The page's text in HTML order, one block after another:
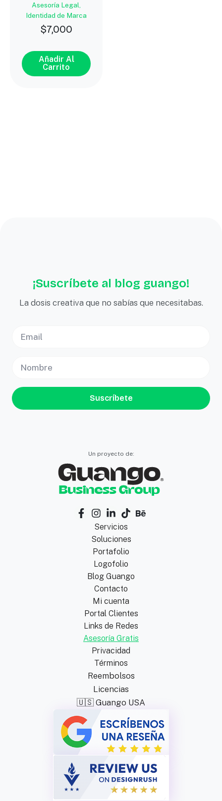
Asesoría Legal,
Identidad de Marca
$7,000
Añadir Al
Carrito
¡Suscríbete al blog guango!
La dosis creativa que no sabías que necesitabas.
Suscríbete
Un proyecto de:
Servicios
Soluciones
Portafolio
Logofolio
Blog Guango
Contacto
Mi cuenta
Portal Clientes
Links de Redes
Asesoría Gratis
Privacidad
Términos
Reembolsos
Licencias
🇺🇸 Guango USA